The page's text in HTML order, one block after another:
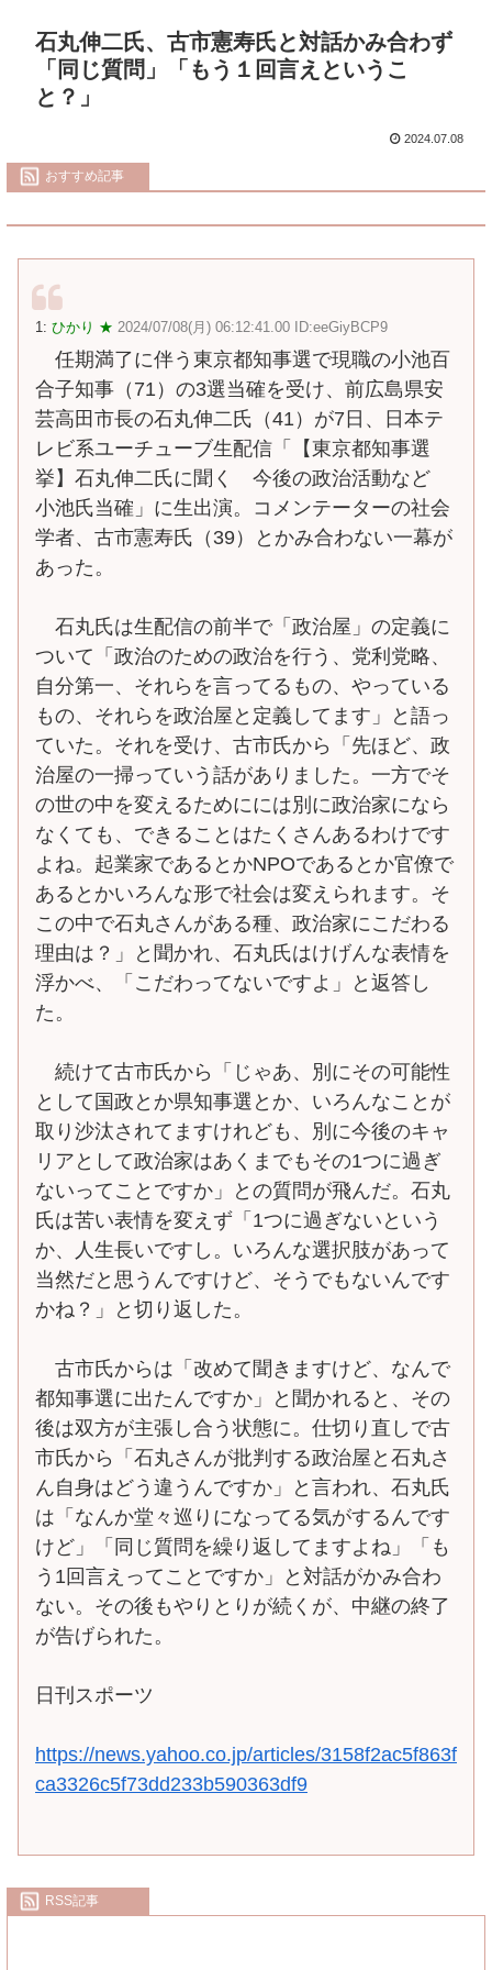
石丸伸二氏、古市憲寿氏と対話かみ合わず
「同じ質問」「もう１回言えというこ
と？」
2024.07.08
おすすめ記事
1: ひかり ★ 2024/07/08(月) 06:12:41.00 ID:eeGiyBCP9
任期満了に伴う東京都知事選で現職の小池百
合子知事（71）の3選当確を受け、前広島県安
芸高田市長の石丸伸二氏（41）が7日、日本テ
レビ系ユーチューブ生配信「【東京都知事選
挙】石丸伸二氏に聞く 今後の政治活動など
小池氏当確」に生出演。コメンテーターの社会
学者、古市憲寿氏（39）とかみ合わない一幕が
あった。
石丸氏は生配信の前半で「政治屋」の定義に
ついて「政治のための政治を行う、党利党略、
自分第一、それらを言ってるもの、やっている
もの、それらを政治屋と定義してます」と語っ
ていた。それを受け、古市氏から「先ほど、政
治屋の一掃っていう話がありました。一方でそ
の世の中を変えるためにには別に政治家になら
なくても、できることはたくさんあるわけです
よね。起業家であるとかNPOであるとか官僚で
あるとかいろんな形で社会は変えられます。そ
この中で石丸さんがある種、政治家にこだわる
理由は？」と聞かれ、石丸氏はけげんな表情を
浮かべ、「こだわってないですよ」と返答し
た。
続けて古市氏から「じゃあ、別にその可能性
として国政とか県知事選とか、いろんなことが
取り沙汰されてますけれども、別に今後のキャ
リアとして政治家はあくまでもその1つに過ぎ
ないってことですか」との質問が飛んだ。石丸
氏は苦い表情を変えず「1つに過ぎないという
か、人生長いですし。いろんな選択肢があって
当然だと思うんですけど、そうでもないんです
かね？」と切り返した。
古市氏からは「改めて聞きますけど、なんで
都知事選に出たんですか」と聞かれると、その
後は双方が主張し合う状態に。仕切り直しで古
市氏から「石丸さんが批判する政治屋と石丸さ
ん自身はどう違うんですか」と言われ、石丸氏
は「なんか堂々巡りになってる気がするんです
けど」「同じ質問を繰り返してますよね」「も
う1回言えってことですか」と対話がかみ合わ
ない。その後もやりとりが続くが、中継の終了
が告げられた。
日刊スポーツ
https://news.yahoo.co.jp/articles/3158f2ac5f863f
ca3326c5f73dd233b590363df9
RSS記事